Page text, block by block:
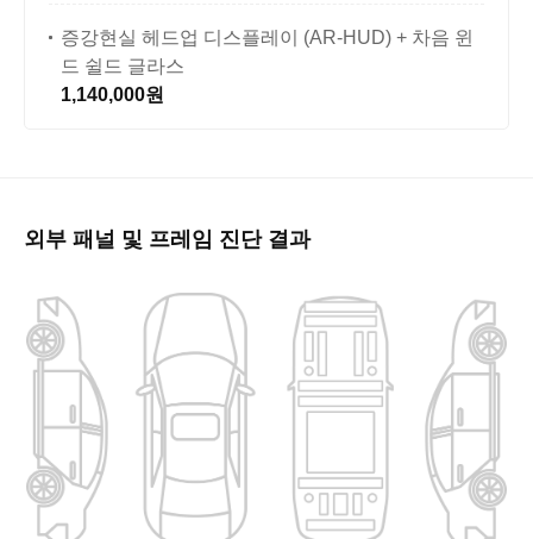
증강현실 헤드업 디스플레이 (AR-HUD) + 차음 윈
드 쉴드 글라스
1,140,000원
외부 패널 및 프레임 진단 결과